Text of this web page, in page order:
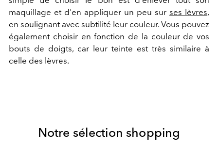
maquillage et d'en appliquer un peu sur ses lèvres,
en soulignant avec subtilité leur couleur. Vous pouvez
également choisir en fonction de la couleur de vos
bouts de doigts, car leur teinte est très similaire à
celle des lèvres.
Notre sélection shopping